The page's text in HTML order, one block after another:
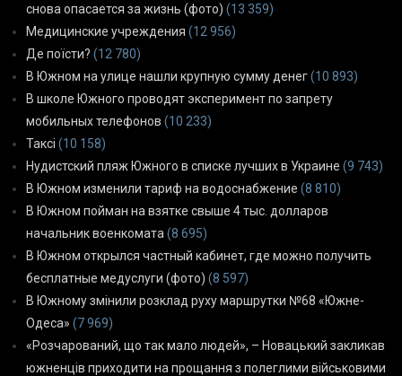
снова опасается за жизнь (фото) (13 359)
Медицинские учреждения (12 956)
Де поїсти? (12 780)
В Южном на улице нашли крупную сумму денег(10 893)
В школе Южного проводят эксперимент по запрету
мобильных телефонов (10 233)
Таксі (10 158)
Нудистский пляж Южного в списке лучших в Украине (9 743)
В Южном изменили тариф на водоснабжение (8 810)
В Южном пойман на взятке свыше 4 тыс. долларов
начальник военкомата (8 695)
В Южном открылся частный кабинет, где можно получить
бесплатные медуслуги (фото) (8 597)
В Южному змінили розклад руху маршрутки №68 «Южне-
Одеса» (7 969)
«Розчарований, що так мало людей», – Новацький закликав
южненців приходити на прощання з полеглими військовими